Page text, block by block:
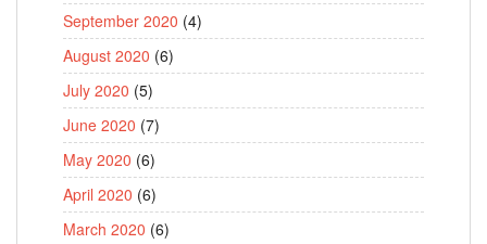
September 2020 (4)
August 2020 (6)
July 2020 (5)
June 2020 (7)
May 2020 (6)
April 2020 (6)
March 2020 (6)